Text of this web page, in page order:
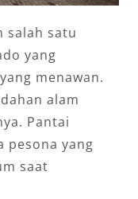
salah satu
yang
menawan.
alam
Pantai
pesona yang
saat